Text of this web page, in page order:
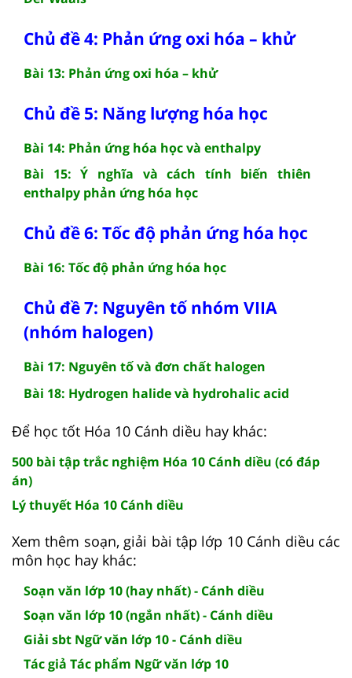
Chủ đề 4: Phản ứng oxi hóa – khử
Bài 13: Phản ứng oxi hóa – khử
Chủ đề 5: Năng lượng hóa học
Bài 14: Phản ứng hóa học và enthalpy
Bài 15: Ý nghĩa và cách tính biến thiên
enthalpy phản ứng hóa học
Chủ đề 6: Tốc độ phản ứng hóa học
Bài 16: Tốc độ phản ứng hóa học
Chủ đề 7: Nguyên tố nhóm VIIA
(nhóm halogen)
Bài 17: Nguyên tố và đơn chất halogen
Bài 18: Hydrogen halide và hydrohalic acid
Để học tốt Hóa 10 Cánh diều hay khác:
500 bài tập trắc nghiệm Hóa 10 Cánh diều (có đáp
án)
Lý thuyết Hóa 10 Cánh diều
Xem thêm soạn, giải bài tập lớp 10 Cánh diều các
môn học hay khác:
Soạn văn lớp 10 (hay nhất) - Cánh diều
Soạn văn lớp 10 (ngắn nhất) - Cánh diều
Giải sbt Ngữ văn lớp 10 - Cánh diều
Tác giả Tác phẩm Ngữ văn lớp 10